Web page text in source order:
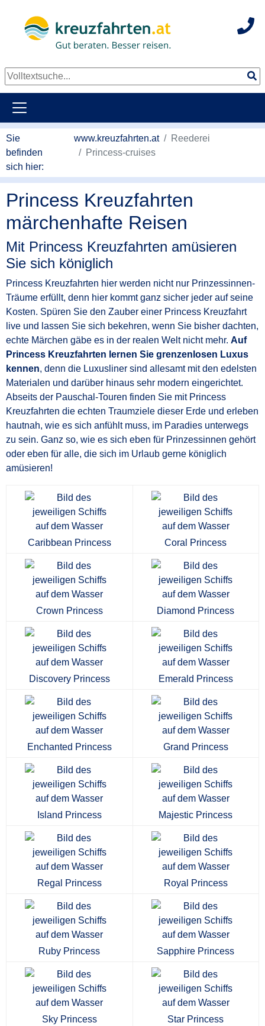
Sie
befinden
sich hier:
www.kreuzfahrten.at
Reederei
Princess-cruises
Princess Kreuzfahrten
märchenhafte Reisen
Mit Princess Kreuzfahrten amüsieren
Sie sich königlich
Princess Kreuzfahrten hier werden nicht nur Prinzessinnen-
Träume erfüllt, denn hier kommt ganz sicher jeder auf seine
Kosten. Spüren Sie den Zauber einer Princess Kreuzfahrt
live und lassen Sie sich bekehren, wenn Sie bisher dachten,
echte Märchen gäbe es in der realen Welt nicht mehr. Auf
Princess Kreuzfahrten lernen Sie grenzenlosen Luxus
kennen, denn die Luxusliner sind allesamt mit den edelsten
Materialen und darüber hinaus sehr modern eingerichtet.
Abseits der Pauschal-Touren finden Sie mit Princess
Kreuzfahrten die echten Traumziele dieser Erde und erleben
hautnah, wie es sich anfühlt muss, im Paradies unterwegs
zu sein. Ganz so, wie es sich eben für Prinzessinnen gehört
oder eben für alle, die sich im Urlaub gerne königlich
amüsieren!
Caribbean Princess Coral Princess
Crown Princess Diamond Princess
Discovery Princess Emerald Princess
Enchanted Princess Grand Princess
Island Princess Majestic Princess
Regal Princess Royal Princess
Ruby Princess Sapphire Princess
Sky Princess Star Princess